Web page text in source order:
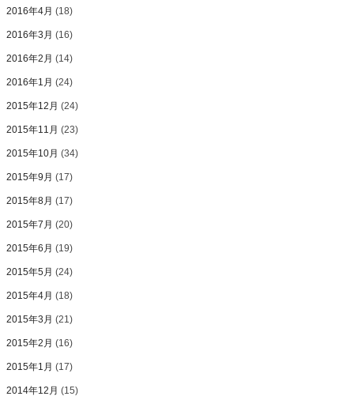
2016年4月 (18)
2016年3月 (16)
2016年2月 (14)
2016年1月 (24)
2015年12月 (24)
2015年11月 (23)
2015年10月 (34)
2015年9月 (17)
2015年8月 (17)
2015年7月 (20)
2015年6月 (19)
2015年5月 (24)
2015年4月 (18)
2015年3月 (21)
2015年2月 (16)
2015年1月 (17)
2014年12月 (15)